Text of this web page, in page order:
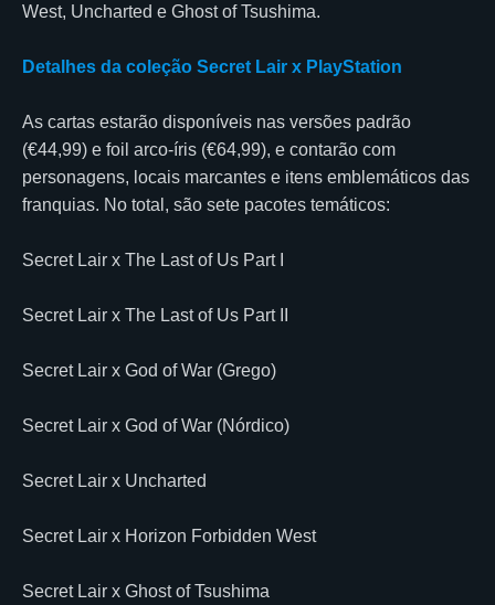
West, Uncharted e Ghost of Tsushima.
Detalhes da coleção Secret Lair x PlayStation
As cartas estarão disponíveis nas versões padrão
(€44,99) e foil arco-íris (€64,99), e contarão com
personagens, locais marcantes e itens emblemáticos das
franquias. No total, são sete pacotes temáticos:
Secret Lair x The Last of Us Part I
Secret Lair x The Last of Us Part II
Secret Lair x God of War (Grego)
Secret Lair x God of War (Nórdico)
Secret Lair x Uncharted
Secret Lair x Horizon Forbidden West
Secret Lair x Ghost of Tsushima